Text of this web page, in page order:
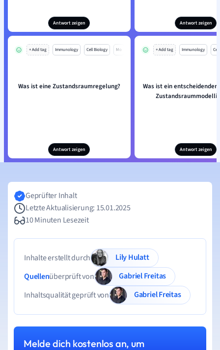
Antwort zeigen Antwort zeigen
+ Add tag Immunology Cell Biology Mo
Was ist eine Zustandsraumregelung?
Antwort zeigen
+ Add tag Immunology
Was ist ein entscheidender
Antwort zeigen
Geprüfter Inhalt
Letzte Aktualisierung: 15.01.2025
10 Minuten Lesezeit
Inhalte erstellt durch
Lily Hulatt
Quellenüberprüft von
Gabriel Freitas
Inhaltsqualität geprüft von
Gabriel Freitas
Melde dich kostenlos an, um